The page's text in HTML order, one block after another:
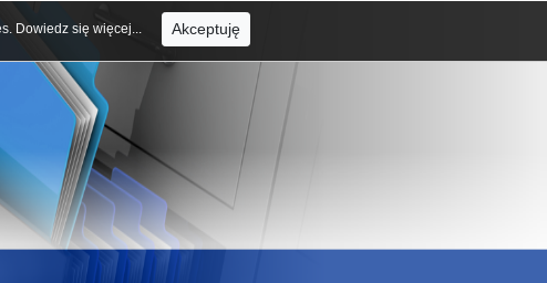
Dowiedz się więcej... Akceptuję